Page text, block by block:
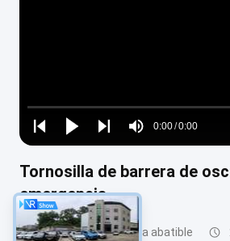
Play
Play
Play
Mute
Time
0:00/0:00
Loaded:
0%
Tornosilla de barrera de
emergencia
Torniquete de barrera abatible